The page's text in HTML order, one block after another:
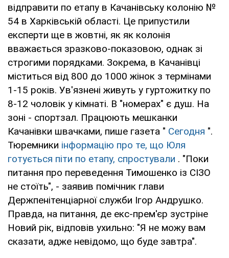
відправити по етапу в Качанівську колонію №
54 в Харківській області. Це припустили
експерти ще в жовтні, як як колонія
вважається зразково-показовою, однак зі
строгими порядками. Зокрема, в Качанівці
міститься від 800 до 1000 жінок з термінами
1-15 років. Ув'язнені живуть у гуртожитку по
8-12 чоловік у кімнаті. В "номерах" є душ. На
зоні - спортзал. Працюють мешканки
Качанівки швачками, пише газета " Сегодня ".
Тюремники інформацію про те, що Юля
готується піти по етапу, спростували . "Поки
питання про переведення Тимошенко із СІЗО
не стоїть", - заявив помічник глави
Держпенітенціарної служби Ігор Андрушко.
Правда, на питання, де екс-прем'єр зустріне
Новий рік, відповів ухильно: "Я не можу вам
сказати, адже невідомо, що буде завтра".